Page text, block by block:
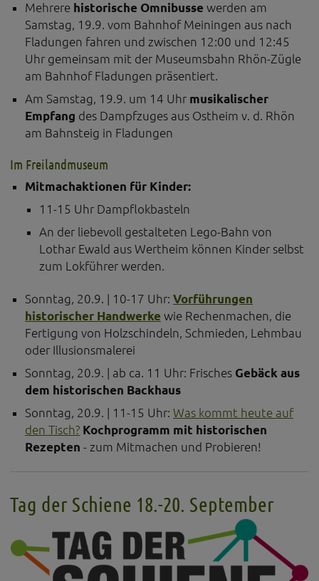
Mehrere historische Omnibusse werden am
Samstag, 19.9. vom Bahnhof Meiningen aus nach
Fladungen fahren und zwischen 12:00 und 12:45
Uhr gemeinsam mit der Museumsbahn Rhön-Zügle
am Bahnhof Fladungen präsentiert.
Am Samstag, 19.9. um 14 Uhr musikalischer
Empfang des Dampfzuges aus Ostheim v. d. Rhön
am Bahnsteig in Fladungen
Im Freilandmuseum
Mitmachaktionen für Kinder:
11-15 Uhr Dampflokbasteln
An der liebevoll gestalteten Lego-Bahn von
Lothar Ewald aus Wertheim können Kinder selbst
zum Lokführer werden.
Sonntag, 20.9. | 10-17 Uhr: Vorführungen
historischer Handwerke wie Rechenmachen, die
Fertigung von Holzschindeln, Schmieden, Lehmbau
oder Illusionsmalerei
Sonntag, 20.9. | ab ca. 11 Uhr: Frisches Gebäck aus
dem historischen Backhaus
Sonntag, 20.9. | 11-15 Uhr: Was kommt heute auf
den Tisch? Kochprogramm mit historischen
Rezepten - zum Mitmachen und Probieren!
Tag der Schiene 18.-20. September